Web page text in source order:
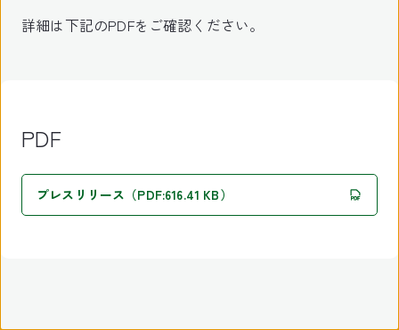
詳細は下記のPDFをご確認ください。
PDF
プレスリリース（PDF:616.41 KB）